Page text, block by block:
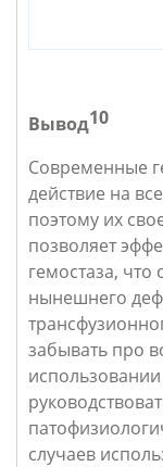
Вывод10
Современные
действие на
поэтому их
позволяет
гемостаза,
нынешнего
забывать про
использовании
случаев